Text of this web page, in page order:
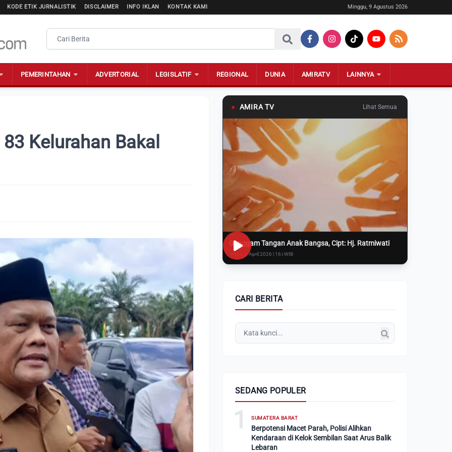
KODE ETIK JURNALISTIK DISCLAIMER INFO IKLAN KONTAK KAMI Minggu, 9 Agustus 2026
PEMERINTAHAN ADVERTORIAL LEGISLATIF REGIONAL DUNIA AMIRATV LAINNYA
Kelurahan Bakal
● AMIRA TV Lihat Semua
Genggam Tangan Anak Bangsa, Cipt: Hj. Ratmiwati
Rabu, 8 April 2026 | 16:i WIB
CARI BERITA
SEDANG POPULER
1 SUMATERA BARAT
Berpotensi Macet Parah, Polisi Alihkan
Kendaraan di Kelok Sembilan Saat Arus Balik
Lebaran